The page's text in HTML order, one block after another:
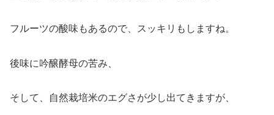
フルーツの酸味もあるので、スッキリもしますね。
後味に吟醸酵母の苦み、
そして、自然栽培米のエグさが少し出てきますが、